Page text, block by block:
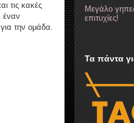
τις κακές
έναν
την ομάδα.
Μεγάλο
επιτυχίες!
Τα πάντα